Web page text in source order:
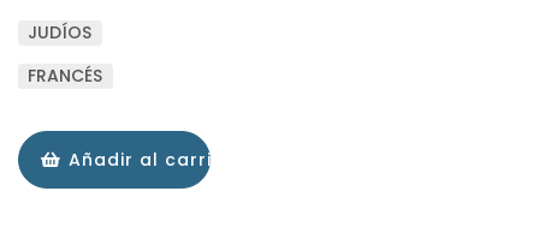
JUDÍOS
FRANCÉS
Añadir al carrito